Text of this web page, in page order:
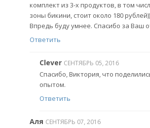
комплект из 3-х продуктов, в том
зоны бикини, стоит около 180
Впредь буду умнее. Спасибо за Ваш
Ответить
Clever СЕНТЯБРЬ 05, 2016
Спасибо, Виктория, что
опытом.
Ответить
Аля СЕНТЯБРЬ 07, 2016